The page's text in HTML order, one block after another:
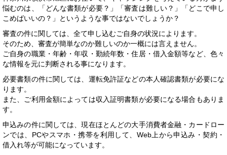
悩むのは、「どんな書類が必要？」「審査は難しい？」「どこで申し
こめばいいの？」というような事ではないでしょうか？
審査の件に関しては、全て申し込むご自身の状況によります。
そのため、審査が簡単なのか難しいのか一概には言えません。
ご自身の職業・年齢・年収・勤続年数・住居・借入金額等など、色々
な情報を元に判断される事になります。
必要書類の件に関しては、運転免許証などの本人確認書類が必要にな
ります。
また、ご利用金額によっては収入証明書類が必要になる場合もありま
す。
申込みの件に関しては、現在ほとんどの大手消費者金融・カードロー
ンでは、PCやスマホ・携帯を利用して、Web上から申込み・契約・
借入れ等が可能になっています。